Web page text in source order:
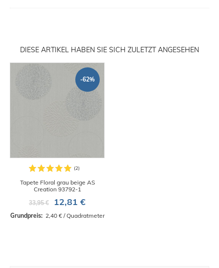
DIESE ARTIKEL HABEN SIE SICH ZULETZT ANGESEHEN
-62%
Tapete Floral grau beige AS
Creation 93792-1
33,95 €
12,81 €
Grundpreis: 2,40 € / Quadratmeter